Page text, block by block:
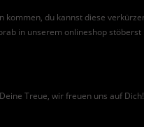
kommen, du kannst diese
in unserem onlineshop stöberst
Treue, wir freuen uns auf